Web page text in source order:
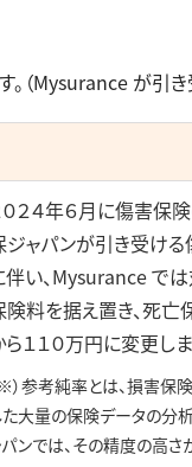
Mysurance が引き
０２４年６月に傷害保
ジャパンが引き受け
伴い、Mysurance で
険料を据え置き、死
ら１１０万円に変更しま
※）参考純率とは、損害
た大量の保険データの分
パンでは、その精度の高